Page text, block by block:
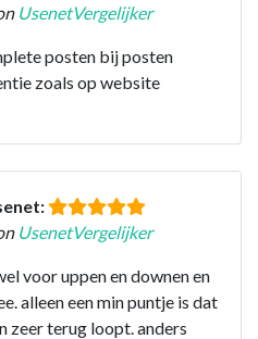
UsenetVergelijker
posten bij posten
zoals op website
UsenetVergelijker
voor uppen en downen en
alleen een min puntje is dat
zeer terug loopt. anders